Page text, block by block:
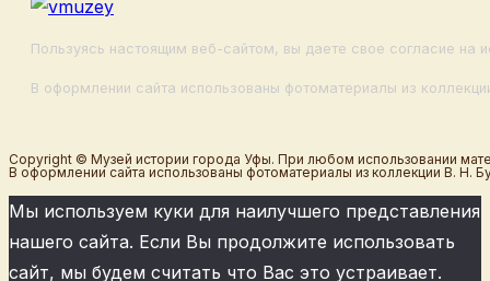
Пользуясь настоящим веб-сайтом, вы даете свое согласие на
В оформлении сайта использованы фотоматериалы из
Copyright © Музей истории города Уфы. При любом использовании
В оформлении сайта использованы фотоматериалы из коллекции В. Н.
Мы используем куки для наилучшего представления
нашего сайта. Если Вы продолжите использовать
сайт, мы будем считать что Вас это устраивает.